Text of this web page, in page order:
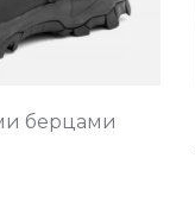
берцами